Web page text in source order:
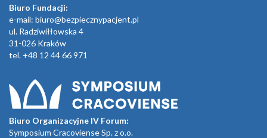
Biuro Fundacji:
e-mail: biuro@bezpiecznypacjent.pl
ul. Radziwiłłowska 4
31-026 Kraków
tel. +48 12 44 66 971
Biuro Organizacyjne IV Forum:
Symposium Cracoviense Sp. z o.o.